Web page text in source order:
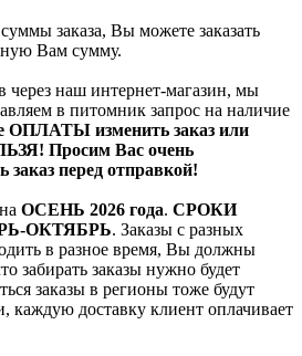
заказа, Вы можете заказать
Вам сумму.
через наш интернет-магазин, мы
в питомник запрос на наличие
ОПЛАТЫ изменить заказ или
Просим Вас очень
заказ перед отправкой!
ОСЕНЬ 2026 года. СРОКИ
ОКТЯБРЬ. Заказы с разных
в разное время, Вы должны
забирать заказы нужно будет
заказы в регионы тоже будут
каждую доставку клиент оплачивает